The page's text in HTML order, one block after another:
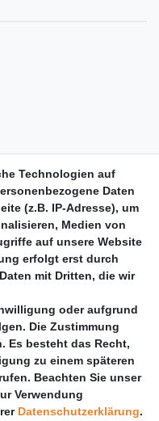
Technologien auf
Daten
(z.B. IP-Adresse), um
Medien von
auf unsere Website
erfolgt erst durch
mit Dritten, die wir
oder aufgrund
Die Zustimmung
Es besteht das Recht,
zu einem späteren
Beachten Sie unser
Verwendung
Daten­schutz­erklärung.